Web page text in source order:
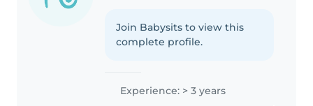
Join Babysits to view this
complete profile.
Experience: > 3 years